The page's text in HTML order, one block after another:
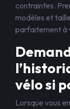
contraintes.
modèles et
parfaitement à
vélo si
Lorsque vous